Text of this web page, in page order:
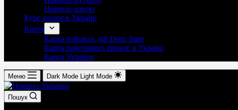
Новини хокею
Курс валют в Україні
Карта
Карта бойових дій Deep State
Карта повітряних тривог в Україні
Карта України
Меню Dark Mode Light Mode
Пошук